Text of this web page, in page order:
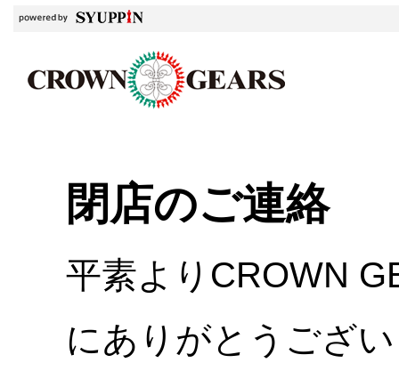
閉店のご連絡
平素よりCROWN
にありがとうござ